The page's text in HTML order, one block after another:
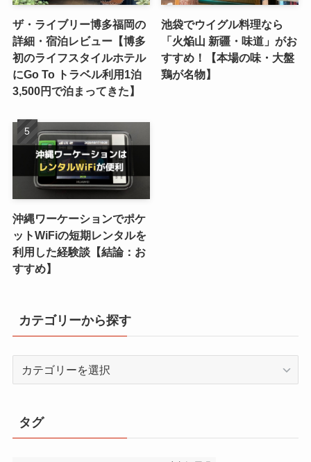
ザ・ライブリー博多福岡の
詳細・宿泊レビュー【博多
初のライフスタイルホテル
にGo To トラベル利用1泊
3,500円で泊まってきた】
池袋でウイグル料理なら
「火焔山 新疆・味道」がお
すすめ！【本場の味・大盤
鶏が名物】
沖縄ワーケーションでポケ
ットWiFiの短期レンタルを
利用した経験談【結論：お
すすめ】
カテゴリーから探す
ー
タグ